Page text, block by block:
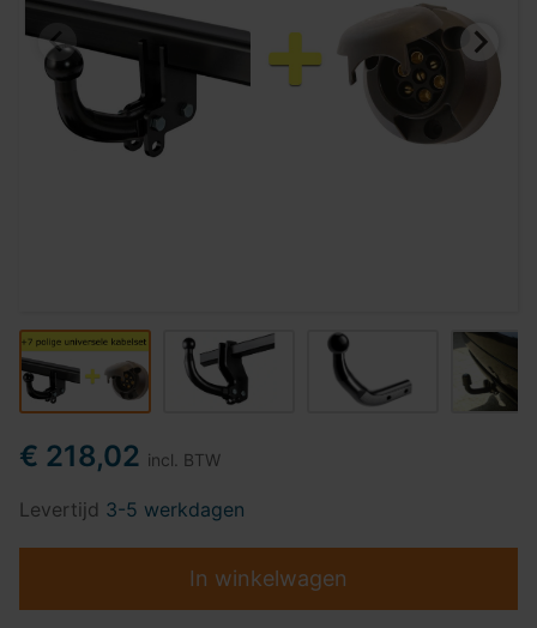
€ 218,02 incl. BTW
Levertijd 3-5 werkdagen
In winkelwagen